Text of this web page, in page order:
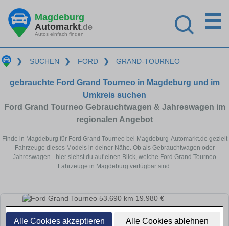
Alle Cookies akzeptieren Alle Cookies ablehnen
Magdeburg
Automarkt.de
Autos einfach finden
☰
❯ SUCHEN ❯ FORD ❯ GRAND-TOURNEO
gebrauchte Ford Grand Tourneo in Magdeburg und im
Umkreis suchen
Ford Grand Tourneo Gebrauchtwagen & Jahreswagen im
regionalen Angebot
Finde in Magdeburg für Ford Grand Tourneo bei Magdeburg-Automarkt.de gezielt
Fahrzeuge dieses Models in deiner Nähe. Ob als Gebrauchtwagen oder
Jahreswagen - hier siehst du auf einen Blick, welche Ford Grand Tourneo
Fahrzeuge in Magdeburg verfügbar sind.